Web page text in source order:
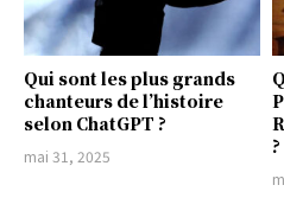
Qui sont les plus grands
chanteurs de l’histoire
selon ChatGPT ?
mai 31, 2025
?